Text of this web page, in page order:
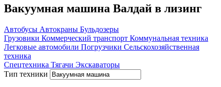
Вакуумная машина Валдай в лизинг
Автобусы Автокраны Бульдозеры
Грузовики Коммерческий транспорт Коммунальная техника
Легковые автомобили Погрузчики Сельскохозяйственная
техника
Спецтехника Тягачи Экскаваторы
Тип техники